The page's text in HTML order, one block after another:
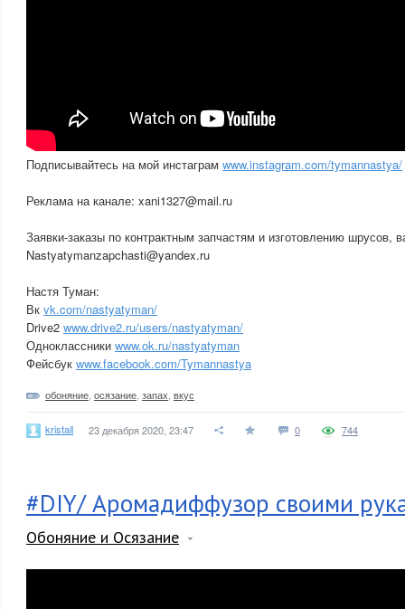
Подписывайтесь на мой инстаграм www.instagram.com/tymannastya/
Реклама на канале: xani1327@mail.ru
Заявки-заказы по контрактным запчастям и изготовлению шрусов,
Nastyatymanzapchasti@yandex.ru
Настя Туман:
Вк vk.com/nastyatyman/
Drive2 www.drive2.ru/users/nastyatyman/
Одноклассники www.ok.ru/nastyatyman
Фейсбук www.facebook.com/Tymannastya
обоняние осязание запах вкус
kristall 23 декабря 2020, 23:47 0 744
#DIY/ Аромадиффузор своими
Обоняние и Осязание